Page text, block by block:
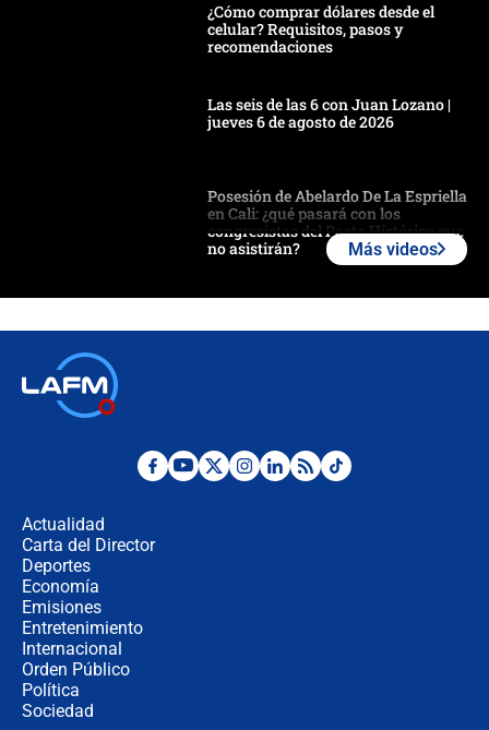
¿Cómo comprar dólares desde el
celular? Requisitos, pasos y
recomendaciones
Las seis de las 6 con Juan Lozano |
jueves 6 de agosto de 2026
Posesión de Abelardo De La Espriella
en Cali: ¿qué pasará con los
congresistas del Pacto Histórico que
no asistirán?
¿Por qué De la Espriella gobernará
Más videos
Actualidad
Carta del Director
Deportes
Economía
Emisiones
Entretenimiento
Internacional
Orden Público
Política
Sociedad